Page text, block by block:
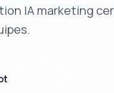
IA marketing